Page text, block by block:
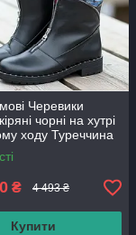
Черевики
чорні на хутрі
ходу Туреччина
₴ 4 493 ₴
Купити